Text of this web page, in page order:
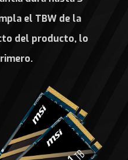
el TBW de la
del producto, lo